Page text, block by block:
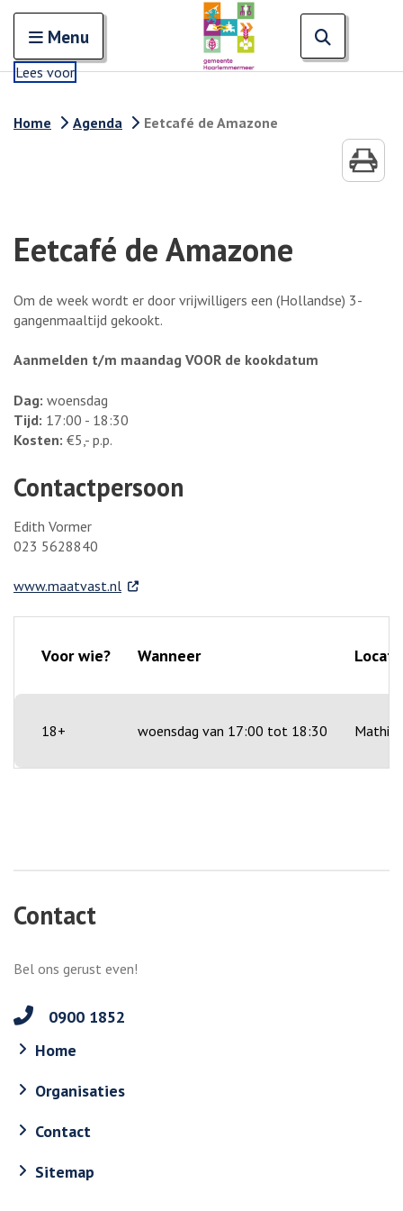
Open en sluit het
Menu
Lees voor
Home Agenda Eetcafé de Amazone
Eetcafé de Amazone
Om de week wordt er door vrijwilligers een (Hollandse) 3-
gangenmaaltijd gekookt.
Aanmelden t/m maandag VOOR de kookdatum
Dag: woensdag
Tijd: 17:00 - 18:30
Kosten: €5,- p.p.
Contactpersoon
Edith Vormer
023 5628840
www.maatvast.nl. Externe link
Voor wie? Wanneer
18+ woensdag van 17:00 tot 18:30
Contact
Bel ons gerust even!
0900 1852
Home
Organisaties
Contact
Sitemap